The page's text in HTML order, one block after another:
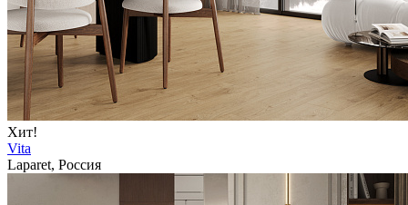
Хит!
Vita
Laparet, Россия